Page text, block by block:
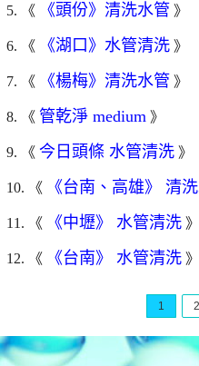
5. 《 《頭份》清洗水管 》
6. 《 《湖口》水管清洗 》
7. 《 《楊梅》清洗水管 》
8. 《 管乾淨 medium 》
9. 《 今日頭條 水管清洗 》
10. 《 《台南、高雄》 清
11. 《 《中壢》 水管清洗 》
12. 《 《台南》 水管清洗 》
1 2